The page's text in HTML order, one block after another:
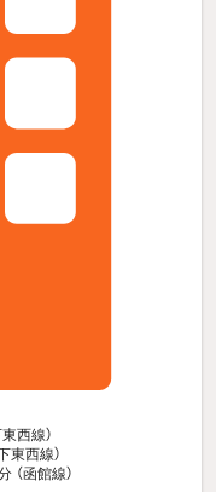
西線）
東西線）
（函館線）